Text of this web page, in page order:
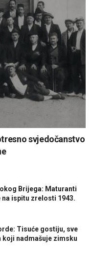
svjedočanstvo
Brijega: Maturanti
na ispitu zrelosti 1943.
Tisuće gostiju, sve
nadmašuje zimsku